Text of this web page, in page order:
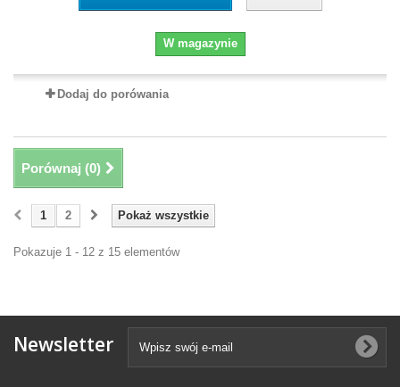
W magazynie
Dodaj do porówania
Porównaj (0)
Pokaż wszystkie
1 2
Pokazuje 1 - 12 z 15 elementów
Newsletter